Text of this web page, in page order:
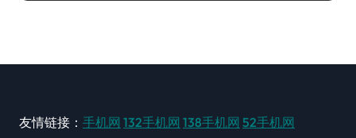
友情链接： 手机网 132手机网 138手机网 52手机网